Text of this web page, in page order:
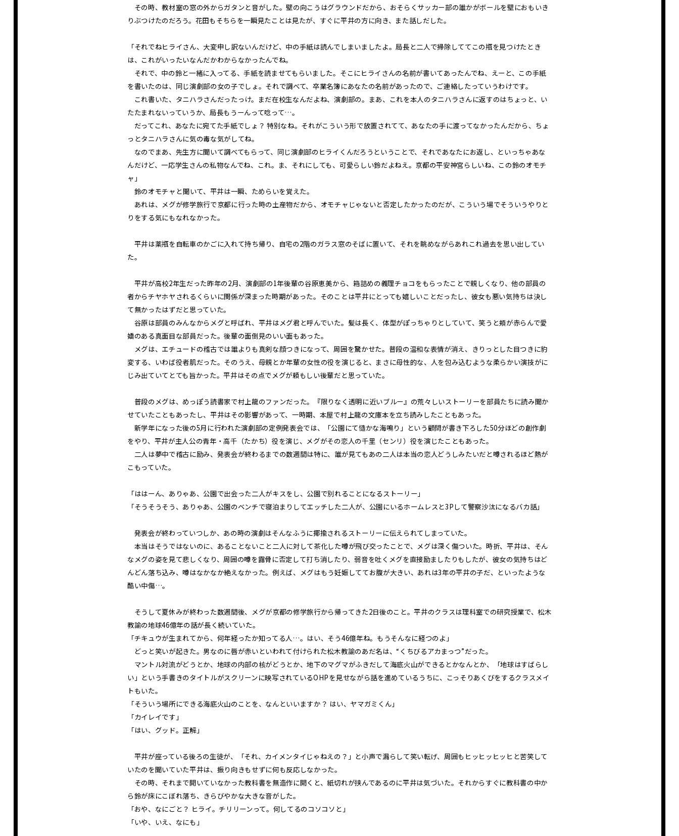
その時、教材室の窓の外からガタンと音がした。壁の向こうはグラウンドだから、おそらくサッカー部の誰かがボールを壁におもいき
りぶつけたのだろう。花田もそちらを一瞬見たことは見たが、すぐに平井の方に向き、また話しだした。
「それでねヒライさん、大変申し訳ないんだけど、中の手紙は読んでしまいましたよ。局長と二人で掃除しててこの瓶を見つけたとき
は、これがいったいなんだかわからなかったんでね。
それで、中の鈴と一緒に入ってる、手紙を読ませてもらいました。そこにヒライさんの名前が書いてあったんでね、えーと、この手紙
を書いたのは、同じ演劇部の女の子でしょ。それで調べて、卒業名簿にあなたの名前があったので、ご連絡したっていうわけです。
これ書いた、タニハラさんだったっけ。まだ在校生なんだよね、演劇部の。まあ、これを本人のタニハラさんに返すのはちょっと、い
たたまれないっていうか、局長もうーんって唸って…。
だってこれ、あなたに宛てた手紙でしょ？ 特別なね。それがこういう形で放置されてて、あなたの手に渡ってなかったんだから、ちょ
っとタニハラさんに気の毒な気がしてね。
なのでまあ、先生方に聞いて調べてもらって、同じ演劇部のヒライくんだろうということで、それであなたにお返し、といっちゃあな
んだけど、一応学生さんの私物なんでね、これ。ま、それにしても、可愛らしい鈴だよねえ。京都の平安神宮らしいね、この鈴のオモチ
ャ」
鈴のオモチャ――と聞いて、平井は一瞬、ためらいを覚えた。
あれは、メグが修学旅行で京都に行った時の土産物だから、オモチャじゃないと否定したかったのだが、こういう場でそういうやりと
りをする気にもなれなかった。
平井は薬瓶を自転車のかごに入れて持ち帰り、自宅の2階のガラス窓のそばに置いて、それを眺めながらあれこれ過去を思い出してい
た。
平井が高校2年生だった昨年の2月、演劇部の1年後輩の谷原恵美から、箱詰めの義理チョコをもらったことで親しくなり、他の部員の
者からチヤホヤされるくらいに関係が深まった時期があった。そのことは平井にとっても嬉しいことだったし、彼女も悪い気持ちは決し
て無かったはずだと思っていた。
谷原は部員のみんなからメグと呼ばれ、平井はメグ君と呼んでいた。髪は長く、体型がぽっちゃりとしていて、笑うと頬が赤らんで愛
嬌のある真面目な部員だった。後輩の面倒見のいい面もあった。
メグは、エチュードの稽古では誰よりも真剣な顔つきになって、周囲を驚かせた。普段の温和な表情が消え、きりっとした目つきに豹
変する、いわば役者肌だった。そのうえ、母親とか年輩の女性の役を演じると、まさに母性的な、人を包み込むような柔らかい演技がに
じみ出ていてとても旨かった。平井はその点でメグが頼もしい後輩だと思っていた。
普段のメグは、めっぽう読書家で村上龍のファンだった。『限りなく透明に近いブルー』の荒々しいストーリーを部員たちに読み聞か
せていたこともあったし、平井はその影響があって、一時期、本屋で村上龍の文庫本を立ち読みしたこともあった。
新学年になった後の5月に行われた演劇部の定例発表会では、「公園にて慥かな海鳴り」という顧問が書き下ろした50分ほどの創作劇
をやり、平井が主人公の青年・高千（たかち）役を演じ、メグがその恋人の千里（センリ）役を演じたこともあった。
二人は夢中で稽古に励み、発表会が終わるまでの数週間は特に、誰が見てもあの二人は本当の恋人どうしみたいだと噂されるほど熱が
こもっていた。
「ははーん、ありゃあ、公園で出会った二人がキスをし、公園で別れることになるストーリー」
「そうそうそう、ありゃあ、公園のベンチで寝泊まりしてエッチした二人が、公園にいるホームレスと3Pして警察沙汰になるバカ話」
発表会が終わっていつしか、あの時の演劇はそんなふうに揶揄されるストーリーに伝えられてしまっていた。
本当はそうではないのに、あることないこと二人に対して茶化した噂が飛び交ったことで、メグは深く傷ついた。時折、平井は、そん
なメグの姿を見て悲しくなり、周囲の噂を露骨に否定して打ち消したり、弱音を吐くメグを直接励ましたりもしたが、彼女の気持ちはど
んどん落ち込み、噂はなかなか絶えなかった。例えば、メグはもう妊娠しててお腹が大きい、あれは3年の平井の子だ、といったような
酷い中傷…。
そうして夏休みが終わった数週間後、メグが京都の修学旅行から帰ってきた2日後のこと。平井のクラスは理科室での研究授業で、松木
教諭の地球46億年の話が長く続いていた。
「チキュウが生まれてから、何年経ったか知ってる人…。はい、そう46億年ね。もうそんなに経つのよ」
どっと笑いが起きた。男なのに唇が赤いといわれて付けられた松木教諭のあだ名は、“くちびるアカまっつ”だった。
マントル対流がどうとか、地球の内部の核がどうとか、地下のマグマがふきだして海底火山ができるとかなんとか、「地球はすばらし
い」という手書きのタイトルがスクリーンに映写されているOHPを見せながら話を進めているうちに、こっそりあくびをするクラスメイ
トもいた。
「そういう場所にできる海底火山のことを、なんといいますか？ はい、ヤマガミくん」
「カイレイです」
「はい、グッド。正解」
平井が座っている後ろの生徒が、「それ、カイメンタイじゃねえの？」と小声で漏らして笑い転げ、周囲もヒッヒッヒッヒと苦笑して
いたのを聞いていた平井は、振り向きもせずに何も反応しなかった。
その時、それまで開いていなかった教科書を無造作に開くと、紙切れが挟んであるのに平井は気づいた。それからすぐに教科書の中か
ら鈴が床にこぼれ落ち、きらびやかな大きな音がした。
「おや、なにごと？ ヒライ。チリリーンって。何してるのコソコソと」
「いや、いえ、なにも」